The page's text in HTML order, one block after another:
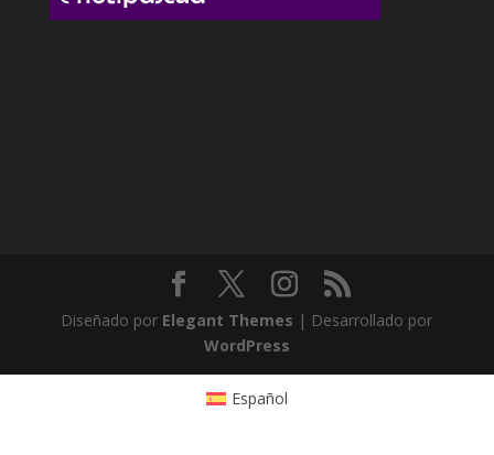
Diseñado por Elegant Themes | Desarrollado por
WordPress
Español